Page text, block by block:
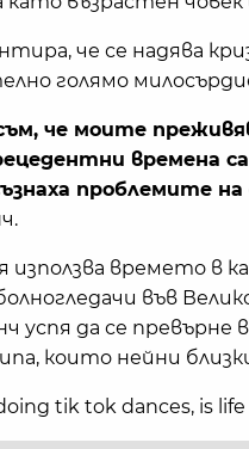
че се надява
голямо
че моите
времена
проблемите
използва времето в
във
успя да се превърне
които нейни
tik tok dances, is